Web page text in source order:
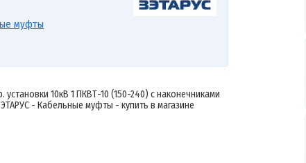
муфты
10кВ 1 ПКВТ-10 (150-240) с наконечниками
- Кабельные муфты - купить в магазине